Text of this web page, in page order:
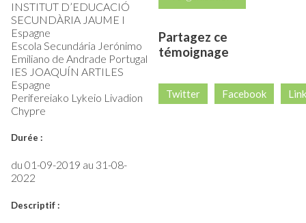
INSTITUT D’EDUCACIÓ
SECUNDÀRIA JAUME I
Espagne
Escola Secundária Jerónimo
Emiliano de Andrade Portugal
IES JOAQUÍN ARTILES
Espagne
Perifereiako Lykeio Livadion
Chypre
Durée :
du 01-09-2019 au 31-08-
2022
Descriptif :
Partagez ce
témoignage
Twitter Facebook